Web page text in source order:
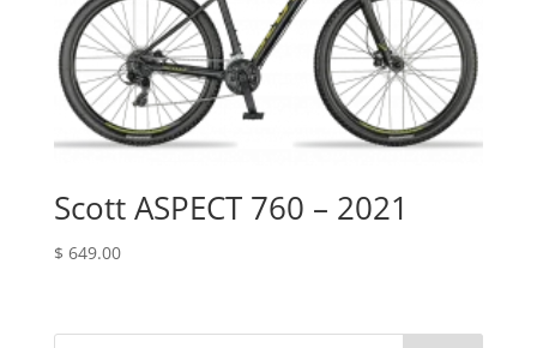
Scott ASPECT 760 – 2021
$ 649.00